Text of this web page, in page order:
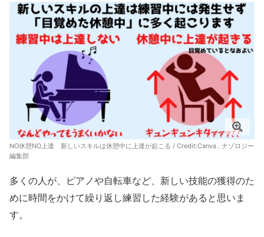
NO休憩NO上達 新しいスキルは休憩中に上達が起こる / Credit:Canva . ナゾロジー
編集部
多くの人が、ピアノや自転車など、新しい技能の獲得のた
めに時間をかけて繰り返し練習した経験があると思いま
す。